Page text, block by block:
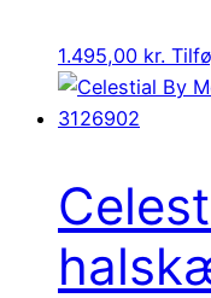
1.495,00 kr.